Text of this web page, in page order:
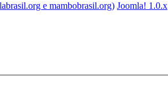
e mambobrasil.org) Joomla! 1.0.x